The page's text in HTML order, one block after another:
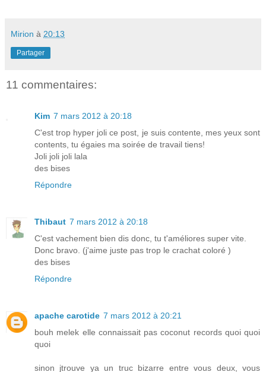
Mirion à 20:13
Partager
11 commentaires:
Kim 7 mars 2012 à 20:18
C'est trop hyper joli ce post, je suis contente, mes yeux sont
contents, tu égaies ma soirée de travail tiens!
Joli joli joli lala
des bises
Répondre
Thibaut 7 mars 2012 à 20:18
C'est vachement bien dis donc, tu t'améliores super vite.
Donc bravo. (j'aime juste pas trop le crachat coloré )
des bises
Répondre
apache carotide 7 mars 2012 à 20:21
bouh melek elle connaissait pas coconut records quoi quoi
quoi
sinon jtrouve ya un truc bizarre entre vous deux, vous